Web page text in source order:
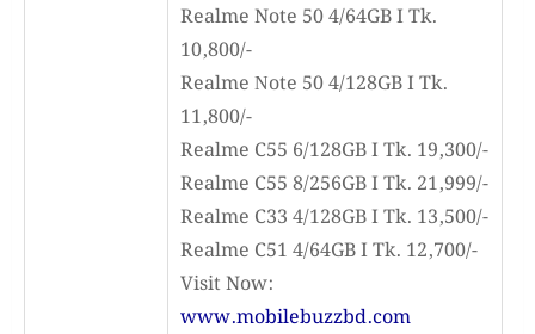
Realme Note 50 4/64GB I Tk.
10,800/-
Realme Νote 50 4/128GB I Tk.
11,800/-
Realme C55 6/128GB I Tk. 19,300/-
Realme C55 8/256GB I Tk. 21,999/-
Realme C33 4/128GB I Tk. 13,500/-
Realme C51 4/64GB I Tk. 12,700/-
Visit Now:
www.mobilebuzzbd.com